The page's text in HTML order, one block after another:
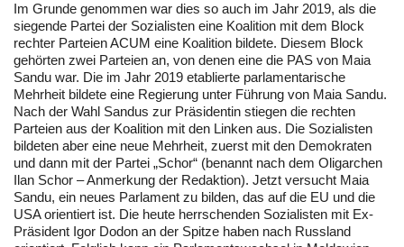
Im Grunde genommen war dies so auch im Jahr 2019, als die
siegende Partei der Sozialisten eine Koalition mit dem Block
rechter Parteien ACUM eine Koalition bildete. Diesem Block
gehörten zwei Parteien an, von denen eine die PAS von Maia
Sandu war. Die im Jahr 2019 etablierte parlamentarische
Mehrheit bildete eine Regierung unter Führung von Maia Sandu.
Nach der Wahl Sandus zur Präsidentin stiegen die rechten
Parteien aus der Koalition mit den Linken aus. Die Sozialisten
bildeten aber eine neue Mehrheit, zuerst mit den Demokraten
und dann mit der Partei „Schor“ (benannt nach dem Oligarchen
Ilan Schor – Anmerkung der Redaktion). Jetzt versucht Maia
Sandu, ein neues Parlament zu bilden, das auf die EU und die
USA orientiert ist. Die heute herrschenden Sozialisten mit Ex-
Präsident Igor Dodon an der Spitze haben nach Russland